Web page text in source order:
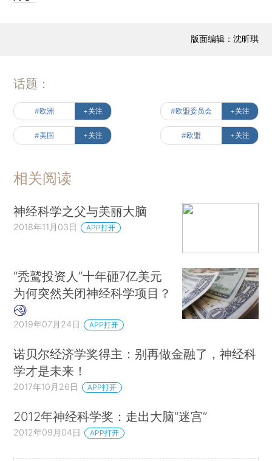
版面编辑：沈昕琪
话题：
#欧洲 +关注 #欧盟委员会 +关注
#美国 +关注 #欧盟 +关注
相关阅读
神经科学之父与美丽大脑
2018年11月03日 APP打开
“秃鹫投资人”十年砸7亿美元
为何突然关闭神经科学项目？
2019年07月24日 APP打开
诺贝尔经济学奖得主：别再做金融了，神经科
学才是未来！
2017年10月26日 APP打开
2012年神经科学奖：走出大脑“迷宫”
2012年09月04日 APP打开